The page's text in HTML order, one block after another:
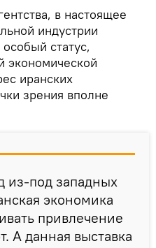
в настоящее
индустрии
статус,
экономической
иранских
зрения вполне
из-под западных
экономика
привлечение
А данная выставка